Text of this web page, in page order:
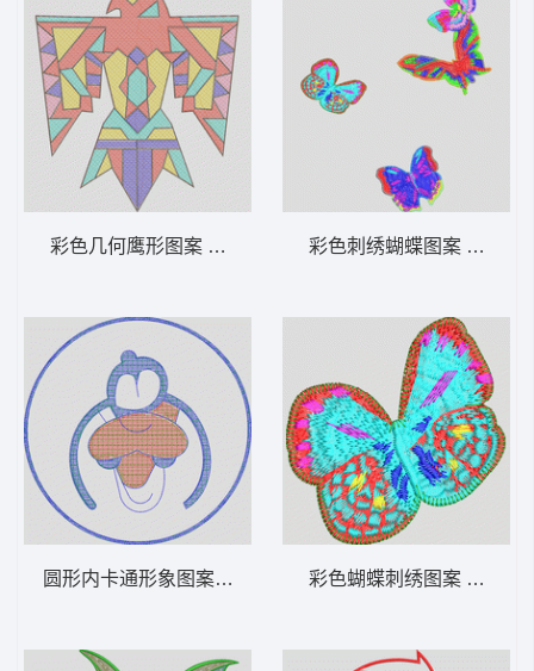
彩色几何鹰形图案 毛巾绣老鹰
圆形内卡通形象图案 毛巾绣卡通迪斯尼
彩色刺绣蝴蝶图案 蝴蝶
彩色蝴蝶刺绣图案 蝴蝶